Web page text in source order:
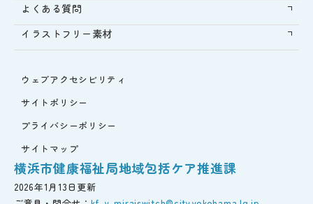
よくある質問
イラストフリー素材
ウェブアクセシビリティ
サイトポリシー
プライバシーポリシー
サイトマップ
横浜市健康福祉局地域包括ケア推進課
2026年1月13日更新